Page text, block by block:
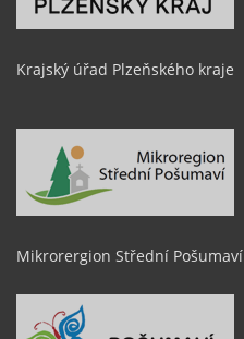
Krajský úřad Plzeňského kraje
Mikrorergion Střední Pošumaví